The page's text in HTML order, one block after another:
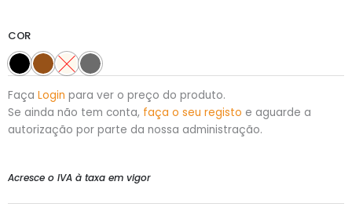
COR
Faça Login para ver o preço do produto.
Se ainda não tem conta, faça o seu registo e aguarde a
autorização por parte da nossa administração.
Acresce o IVA à taxa em vigor